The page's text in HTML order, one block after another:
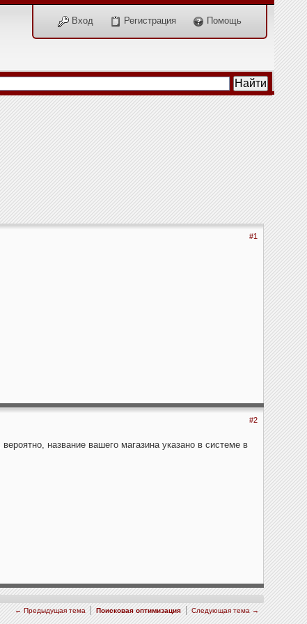
Вход Регистрация Помощь
#1
#2
название вашего магазина указано в системе в
← Предыдущая тема Поисковая оптимизация Следующая тема →